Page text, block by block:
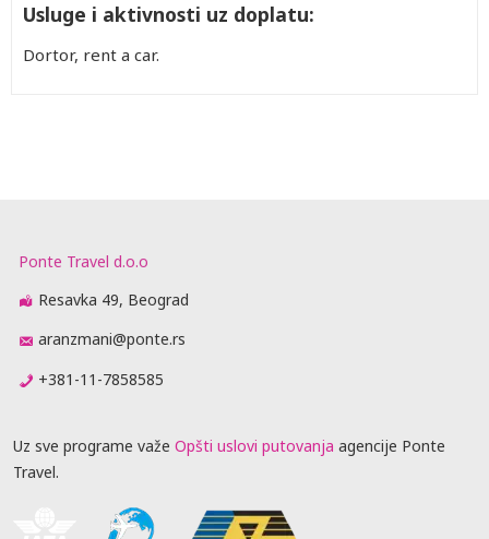
Usluge i aktivnosti uz doplatu:
Dortor, rent a car.
Ponte Travel d.o.o
Resavka 49, Beograd
aranzmani@ponte.rs
+381-11-7858585
Uz sve programe važe Opšti uslovi putovanja agencije Ponte
Travel.